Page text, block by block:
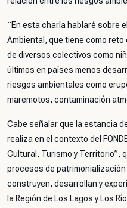
¨En esta charla hablaré sobre
Ambiental, que tiene como
de diversos colectivos como
últimos en países menos
riesgos ambientales como
maremotos, contaminación
Cabe señalar que la estancia
realiza en el contexto del
Cultural, Turismo y Territorio”,
procesos de
construyen, desarrollan y
la Región de Los Lagos y Los